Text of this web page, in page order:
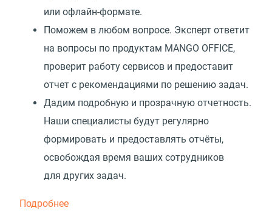
или офлайн-формате.
Поможем в любом вопросе. Эксперт ответит
на вопросы по продуктам MANGO OFFICE,
проверит работу сервисов и предоставит
отчет с рекомендациями по решению задач.
Дадим подробную и прозрачную отчетность.
Наши специалисты будут регулярно
формировать и предоставлять отчёты,
освобождая время ваших сотрудников
для других задач.
Подробнее